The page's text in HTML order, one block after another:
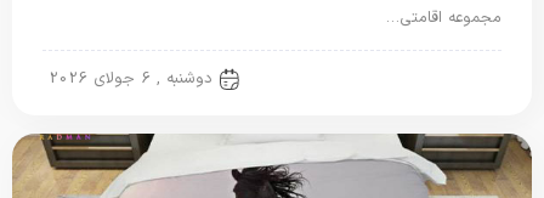
مجموعه اقامتی…
دوشنبه , 6 جولای 2026